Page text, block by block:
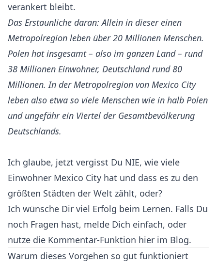
verankert bleibt.
Das Erstaunliche daran: Allein in dieser einen
Metropolregion leben über 20 Millionen Menschen.
Polen hat insgesamt – also im ganzen Land – rund
38 Millionen Einwohner, Deutschland rund 80
Millionen. In der Metropolregion von Mexico City
leben also etwa so viele Menschen wie in halb Polen
und ungefähr ein Viertel der Gesamtbevölkerung
Deutschlands.
Ich glaube, jetzt vergisst Du NIE, wie viele
Einwohner Mexico City hat und dass es zu den
größten Städten der Welt zählt, oder?
Ich wünsche Dir viel Erfolg beim Lernen. Falls Du
noch Fragen hast, melde Dich einfach, oder
nutze die Kommentar-Funktion hier im Blog.
Warum dieses Vorgehen so gut funktioniert